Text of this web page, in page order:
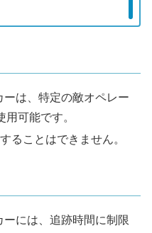
は、特定の敵オペレー
可能です。
ることはできません。
には、追跡時間に制限